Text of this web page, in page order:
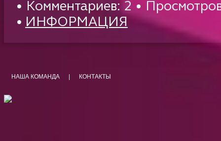
• Комментариев: 2 •
• ИНФОРМАЦИЯ
НАША КОМАНДА КОНТАКТЫ